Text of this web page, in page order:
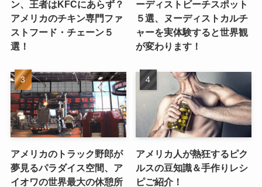
ン、王者はKFCにあらず？
アメリカのチキン専門ファ
ストフード・チェーン５
選！
ーディストビーチスポット
５選、ヌーディストカルチ
ャーを実体験すると世界観
が変わります！
アメリカのトラック野郎が
夢見るパラダイス空間、ア
イオワの世界最大の休憩所
アメリカ人が熱狂するピク
ルスの豆知識＆手作りレシ
ピご紹介！